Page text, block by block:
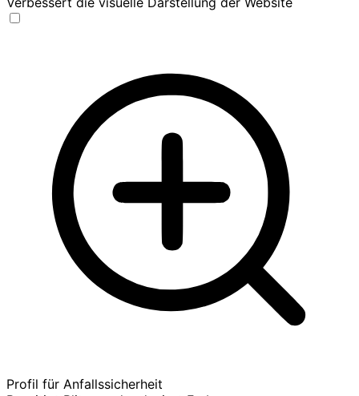
Profil für Anfallssicherheit